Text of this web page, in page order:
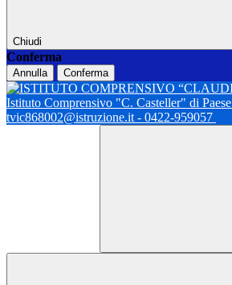
Chiudi
Conferma
Annulla Conferma
Istituto Comprensivo "C. Casteller" di Paese
tvic868002@istruzione.it - 0422-959057